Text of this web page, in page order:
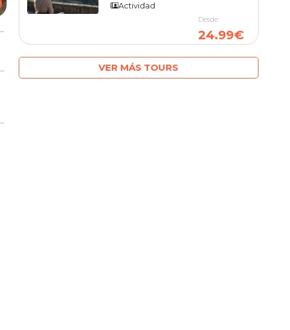
Actividad
Desde
24.99€
VER MÁS TOURS